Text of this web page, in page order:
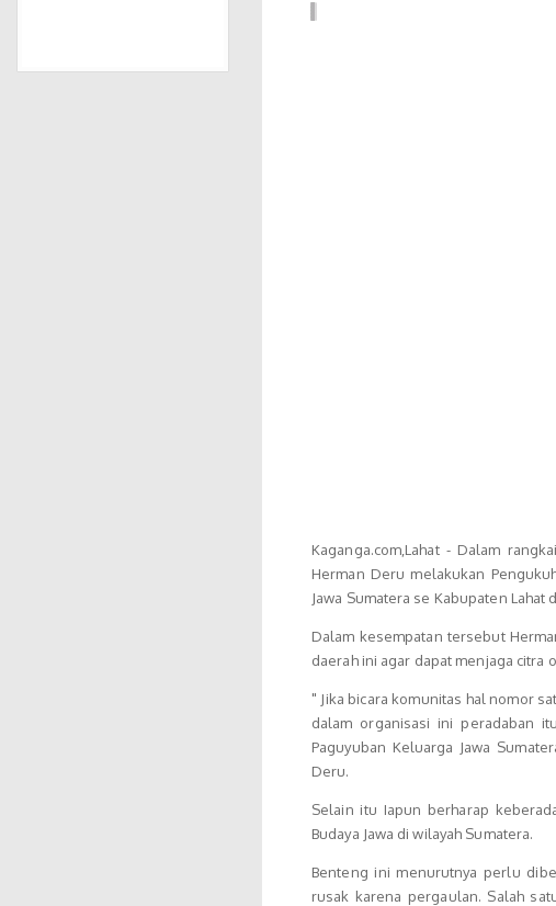
Kaganga.com,Lahat - Dalam
Herman Deru melakukan
Jawa Sumatera se Kabupaten Lahat
Dalam kesempatan tersebut
daerah ini agar dapat menjaga citra
" Jika bicara komunitas hal nomor
dalam organisasi ini peradaban
Paguyuban Keluarga Jawa
Deru.
Selain itu Iapun berharap
Budaya Jawa di wilayah Sumatera.
Benteng ini menurutnya perlu
rusak karena pergaulan. Salah